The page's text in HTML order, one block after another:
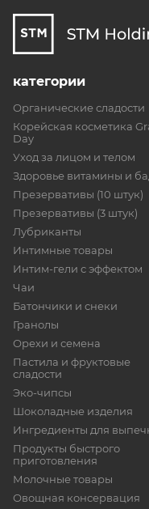
категории
Органические сладости
Корейская косметика
Day
Уход за лицом и телом
Здоровье витамины и
Презервативы (10 штук)
Презервативы (3 штук)
Лубриканты
Интимные товары
Интим-гели с эффектом
Чаи
Батончики и снеки
Гранолы
Орехи и семена
Пастила и фруктовые
сладости
Эко-чипсы
Шоколадные изделия
Ингредиенты для
Продукты быстрого
приготовления
Молочные товары
Овощная консервация